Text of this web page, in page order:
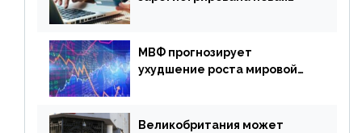
МВФ прогнозирует
ухудшение роста мировой
апреля
Великобритания может